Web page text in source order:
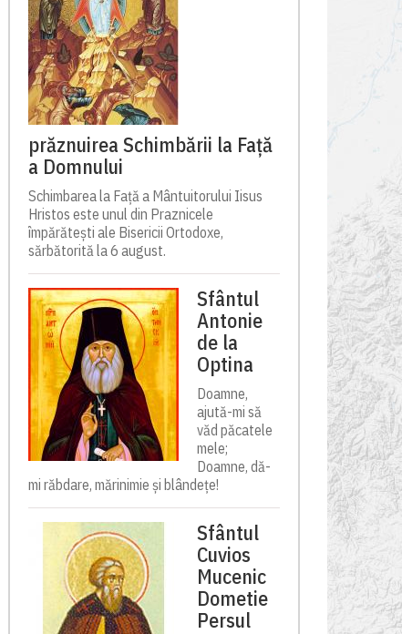
prăznuirea Schimbării la Față
a Domnului
Schimbarea la Față a Mântuitorului Iisus
Hristos este unul din Praznicele
împărătești ale Bisericii Ortodoxe,
sărbătorită la 6 august.
Sfântul
Antonie
de la
Optina
Doamne,
ajută-mi să
văd păcatele
mele;
Doamne, dă-
mi răbdare, mărinimie şi blândeţe!
Sfântul
Cuvios
Mucenic
Dometie
Persul